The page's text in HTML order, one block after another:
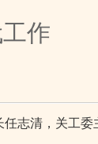
作
志清，关工委